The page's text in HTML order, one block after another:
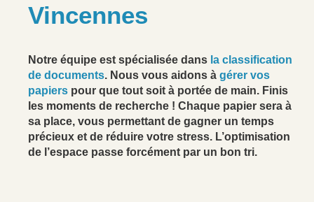
Vincennes
Notre équipe est spécialisée dans la classification
de documents. Nous vous aidons à gérer vos
papiers pour que tout soit à portée de main. Finis
les moments de recherche ! Chaque papier sera à
sa place, vous permettant de gagner un temps
précieux et de réduire votre stress. L’optimisation
de l’espace passe forcément par un bon tri.